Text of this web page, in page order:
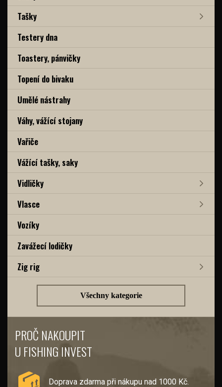
Tašky
Testery dna
Toastery, pánvičky
Topení do bivaku
Umělé nástrahy
Váhy, vážící stojany
Vařiče
Vážící tašky, saky
Vidličky
Vlasce
Vozíky
Zavážecí lodičky
Zig rig
Všechny kategorie
PROČ NAKOUPIT
U FISHING INVEST
Doprava zdarma při nákupu nad 1000 Kč.